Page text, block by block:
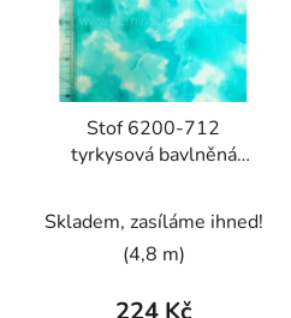
Stof 6200-712
tyrkysová bavlněná
Skladem, zasíláme ihned!
(4,8 m)
224 Kč